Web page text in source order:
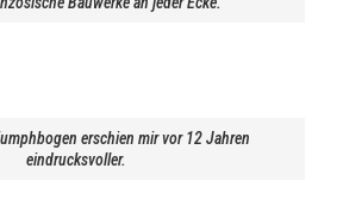
erschien mir vor 12 Jahren
eindrucksvoller.